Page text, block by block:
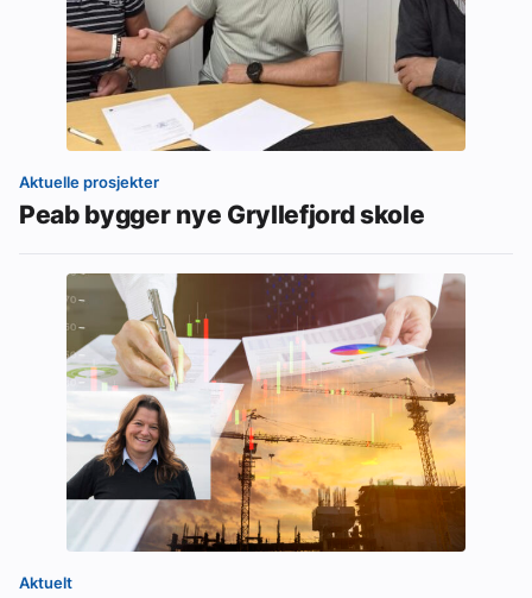
Aktuelle prosjekter
Peab bygger nye Gryllefjord skole
Aktuelt